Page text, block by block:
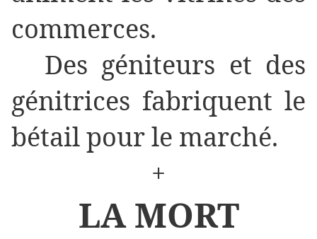
commerces.
Des géniteurs et des
génitrices fabriquent le
bétail pour le marché.
+
LA MORT